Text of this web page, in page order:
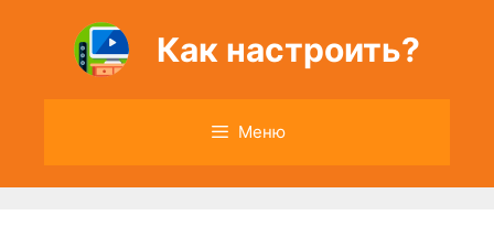
содержимому
Как настроить?
Меню